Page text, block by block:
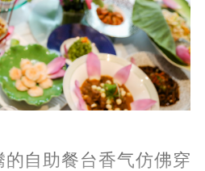
自助餐台香气仿佛穿